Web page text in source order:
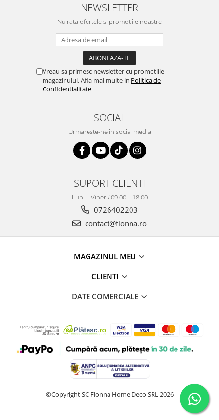
NEWSLETTER
Nu rata ofertele si promotiile noastre
Vreau sa primesc newsletter cu promotiile
magazinului. Afla mai multe in Politica de
Confidentialitate
SOCIAL
Urmareste-ne in social media
SUPORT CLIENTI
Luni – Vineri/ 09.00 – 18.00
0726402203
contact@fionna.ro
MAGAZINUL MEU
CLIENTI
DATE COMERCIALE
©Copyright SC Fionna Home Deco SRL 2026